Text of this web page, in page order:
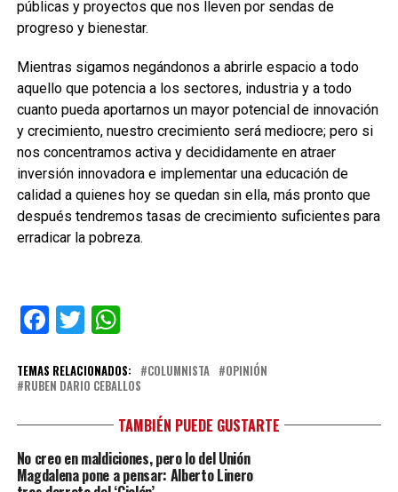
públicas y proyectos que nos lleven por sendas de
progreso y bienestar.
Mientras sigamos negándonos a abrirle espacio a todo
aquello que potencia a los sectores, industria y a todo
cuanto pueda aportarnos un mayor potencial de innovación
y crecimiento, nuestro crecimiento será mediocre; pero si
nos concentramos activa y decididamente en atraer
inversión innovadora e implementar una educación de
calidad a quienes hoy se quedan sin ella, más pronto que
después tendremos tasas de crecimiento suficientes para
erradicar la pobreza.
Facebook
TwitterWhatsApp
TEMAS RELACIONADOS: COLUMNISTA
OPINIÓN
RUBEN DARIO CEBALLOS
TAMBIÉN PUEDE GUSTARTE
No creo en maldiciones, pero lo del Unión
Magdalena pone a pensar: Alberto Linero